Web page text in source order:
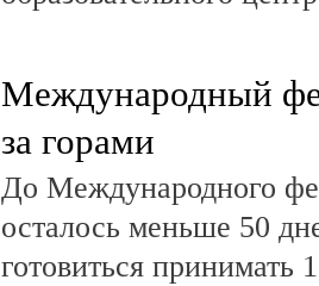
Международный
за горами
До Международного
осталось меньше 50
готовиться принимать